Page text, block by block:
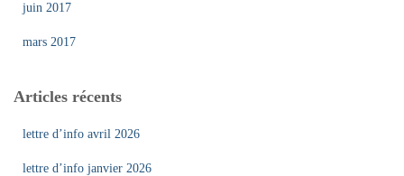
juin 2017
mars 2017
Articles récents
lettre d’info avril 2026
lettre d’info janvier 2026